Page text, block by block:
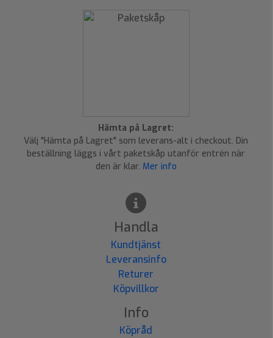
Hämta på Lagret:
Välj "Hämta på Lagret" som leverans-alt i checkout. Din
beställning läggs i vårt paketskåp utanför entrén när
den är klar. Mer info
Handla
Kundtjänst
Leveransinfo
Returer
Köpvillkor
Info
Köpråd